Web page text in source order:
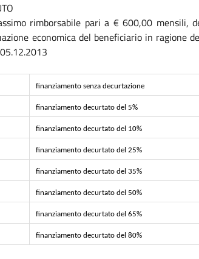
rimborsabile pari a € 600,00 mensili,
economica del beneficiario in ragione
finanziamento senza decurtazione
finanziamento decurtato del 5%
finanziamento decurtato del 10%
finanziamento decurtato del 25%
finanziamento decurtato del 35%
finanziamento decurtato del 50%
finanziamento decurtato del 65%
finanziamento decurtato del 80%